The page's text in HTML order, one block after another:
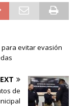
para evitar evasión
de